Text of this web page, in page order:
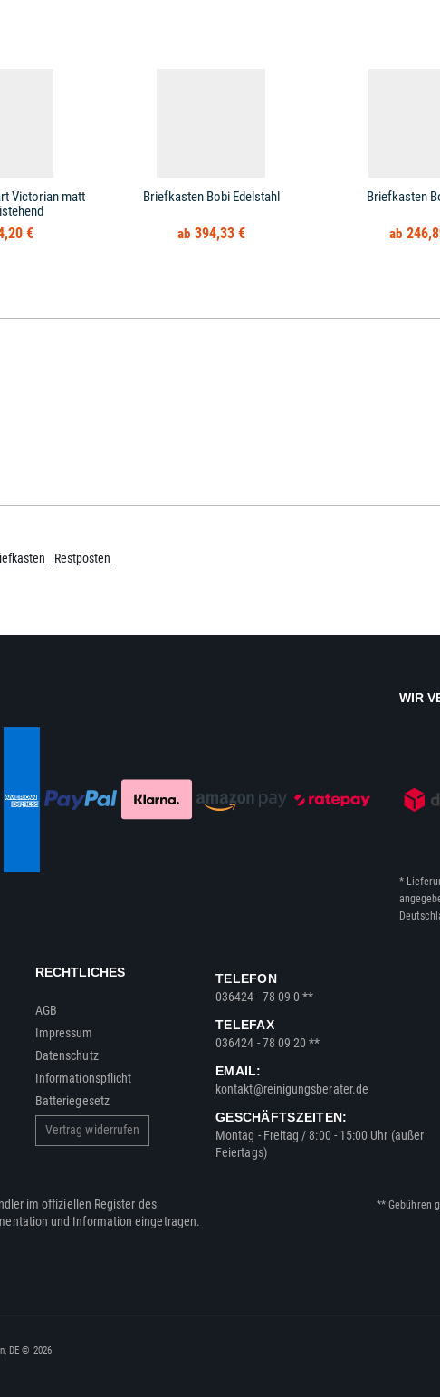
Victorian matt
€
Briefkasten Bobi Edelstahl
394,33 €
Briefkasten
Restposten
WIR
*
RECHTLICHES
AGB
Impressum
Datenschutz
Informationspflicht
Batteriegesetz
Vertrag widerrufen
TELEFON
036424 - 78 09 0 **
TELEFAX
036424 - 78 09 20 **
EMAIL:
kontakt@reinigungsberater.de
GESCHÄFTSZEITEN:
Montag - Freitag / 8:00 - 15:00 Uhr (außer
Feiertags)
im offiziellen Register des
und Information eingetragen.
** Gebühren
DE © 2026